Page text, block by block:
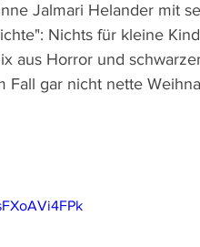
Jalmari Helander mit
Nichts für kleine
aus Horror und
Fall gar nicht nette